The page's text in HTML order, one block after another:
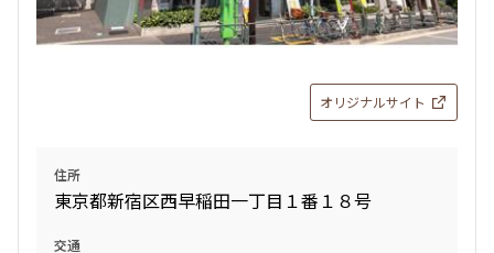
オリジナルサイト
住所
東京都新宿区西早稲田一丁目１番１８号
交通